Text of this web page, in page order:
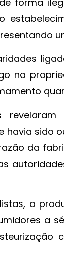
na
havia sido
da
a
a